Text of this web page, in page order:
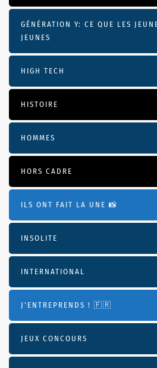
GÉNÉRATION Y: CE QUE LES
JEUNES
HIGH TECH
HISTOIRE
HOMMES
HORS CADRE
ILS ONT FAIT LA UNE 📸
INSOLITE
INTERNATIONAL
J'ENTREPRENDS ! 🇫🇷
JEUX CONCOURS